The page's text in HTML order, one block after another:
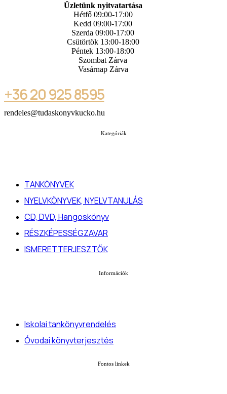
Üzletünk nyitvatartása
Hétfő 09:00-17:00
Kedd 09:00-17:00
Szerda 09:00-17:00
Csütörtök 13:00-18:00
Péntek 13:00-18:00
Szombat Zárva
Vasárnap Zárva
+36 20 925 8595
rendeles@tudaskonyvkucko.hu
Kategóriák
TANKÖNYVEK
NYELVKÖNYVEK, NYELVTANULÁS
CD, DVD, Hangoskönyv
RÉSZKÉPESSÉGZAVAR
ISMERETTERJESZTŐK
Információk
Iskolai tankönyvrendelés
Óvodai könyvterjesztés
Fontos linkek